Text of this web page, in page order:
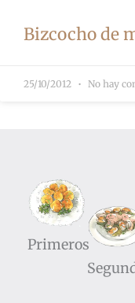
Bizcocho de
25/10/2012 No hay
Primeros